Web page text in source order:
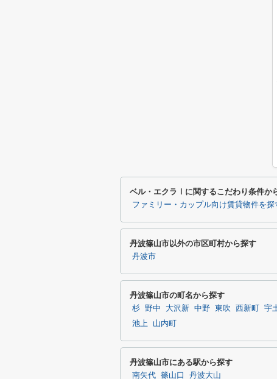
ベル・エクラⅠに関するこだわり条件か
ファミリー・カップル向け賃貸物件を探
丹波篠山市以外の市区町村から探す
丹波市
丹波篠山市の町名から探す
杉 野中 大沢新 中野 東吹 西新町 宇
池上
山内町
丹波篠山市にある駅から探す
南矢代 篠山口 丹波大山